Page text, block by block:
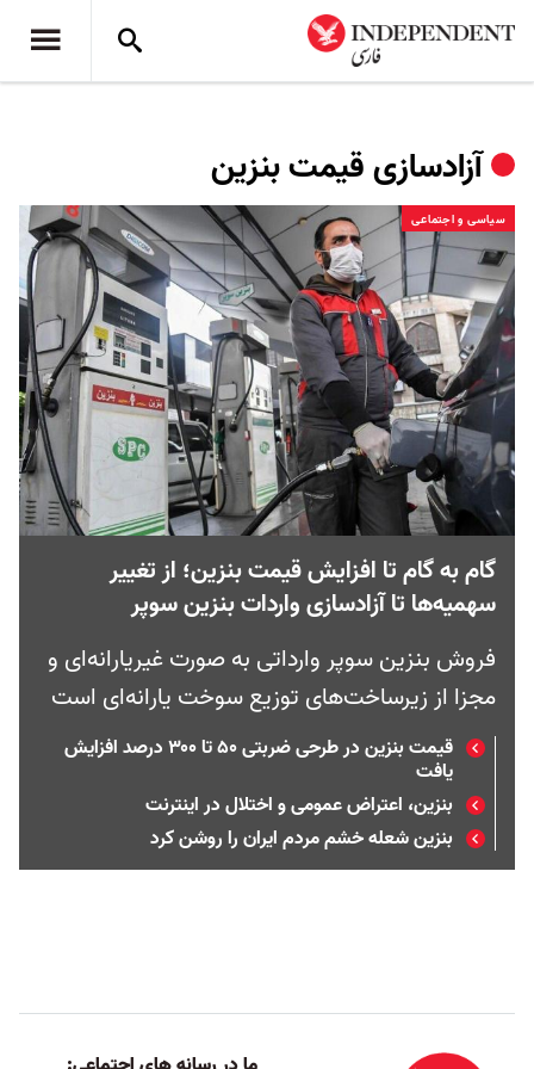
آزادسازی قیمت بنزین
سیاسی و اجتماعی
گام‌ به گام تا افزایش قیمت بنزین؛ از تغییر
سهمیه‌ها تا آزادسازی واردات بنزین سوپر
فروش بنزین سوپر وارداتی به صورت غیریارانه‌ای و
مجزا از زیرساخت‌های توزیع سوخت یارانه‌ای است
قیمت بنزین در طرحی ضربتی ۵۰ تا ۳۰۰ درصد افزایش
یافت
بنزین، اعتراض عمومی و اختلال در اینترنت
بنزین شعله خشم مردم ایران را روشن کرد